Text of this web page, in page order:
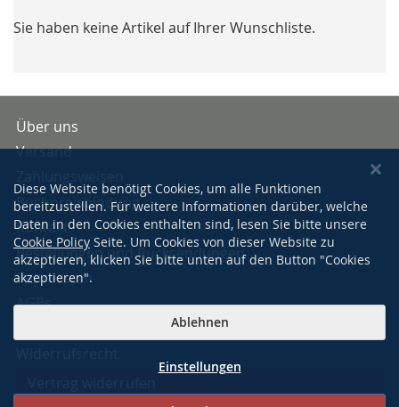
Sie haben keine Artikel auf Ihrer Wunschliste.
Über uns
Versand
Buchpreisbindung
Kontakt
Bestellungen und Rücksendungen
Impressum
AGBs
Diese Website benötigt Cookies, um alle Funktionen
bereitzustellen. Für weitere Informationen darüber, welche
Daten in den Cookies enthalten sind, lesen Sie bitte unsere
Cookie Policy Seite. Um Cookies von dieser Website zu
akzeptieren, klicken Sie bitte unten auf den Button "Cookies
akzeptieren".
Ablehnen
Einstellungen